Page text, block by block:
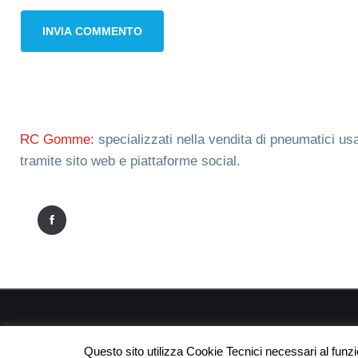
RC Gomme: specializzati nella vendita di pneumatici
tramite sito web e piattaforme social.
Questo sito utilizza Cookie Tecnici necessari al